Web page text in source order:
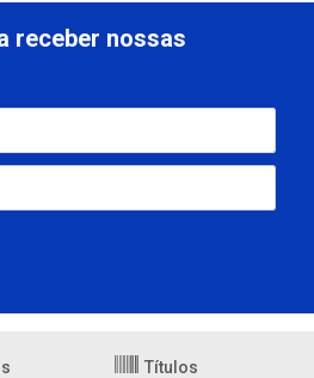
receber nossas
Títulos